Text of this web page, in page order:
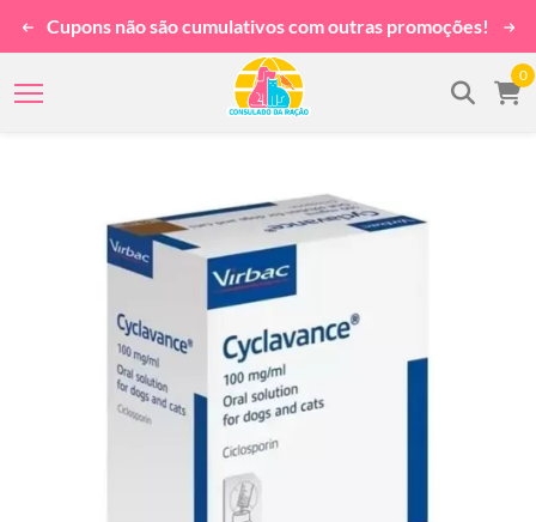
Cupons não são cumulativos com outras promoções!
0